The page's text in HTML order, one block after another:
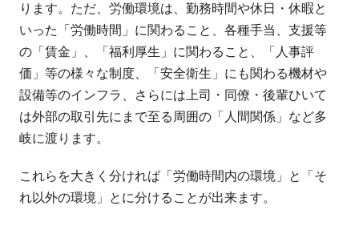
ります。ただ、労働環境は、勤務時間や休日・休暇と
いった「労働時間」に関わること、各種手当、支援等
の「賃金」、「福利厚生」に関わること、「人事評
価」等の様々な制度、「安全衛生」にも関わる機材や
設備等のインフラ、さらには上司・同僚・後輩ひいて
は外部の取引先にまで至る周囲の「人間関係」など多
岐に渡ります。
これらを大きく分ければ「労働時間内の環境」と「そ
れ以外の環境」とに分けることが出来ます。